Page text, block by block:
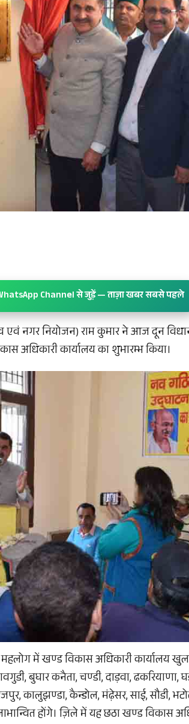
Channel से जुड़ें — ताज़ा खबर सबसे पहले
एवं नगर नियोजन) राम कुमार ने आज दून
अधिकारी कार्यालय का शुभारम्भ किया।
महलोग में खण्ड विकास अधिकारी कार्यालय
बुघार कनैता, चण्डी, दाड़वा, ढकरियाणा,
कालुझण्डा, कैन्डोल, मंढ़ेसर, साई, सौडी,
होंगे। ज़िले में यह छठा खण्ड विकास